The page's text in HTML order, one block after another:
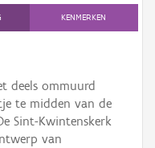
KENMERKEN
deels ommuurd
te midden van de
Sint-Kwintenskerk
van